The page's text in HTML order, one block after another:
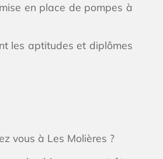
en place de pompes à
les aptitudes et diplômes
vous à Les Molières ?